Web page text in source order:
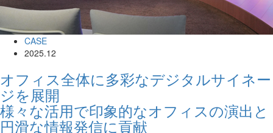
CASE
2025.12
オフィス全体に多彩なデジタルサイネー
ジを展開
様々な活用で印象的なオフィスの演出と
円滑な情報発信に貢献